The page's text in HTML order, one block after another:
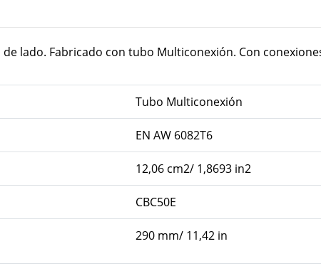
lado. Fabricado con tubo Multiconexión. Con
Tubo Multiconexión
EN AW 6082T6
12,06 cm2/ 1,8693 in2
CBC50E
290 mm/ 11,42 in